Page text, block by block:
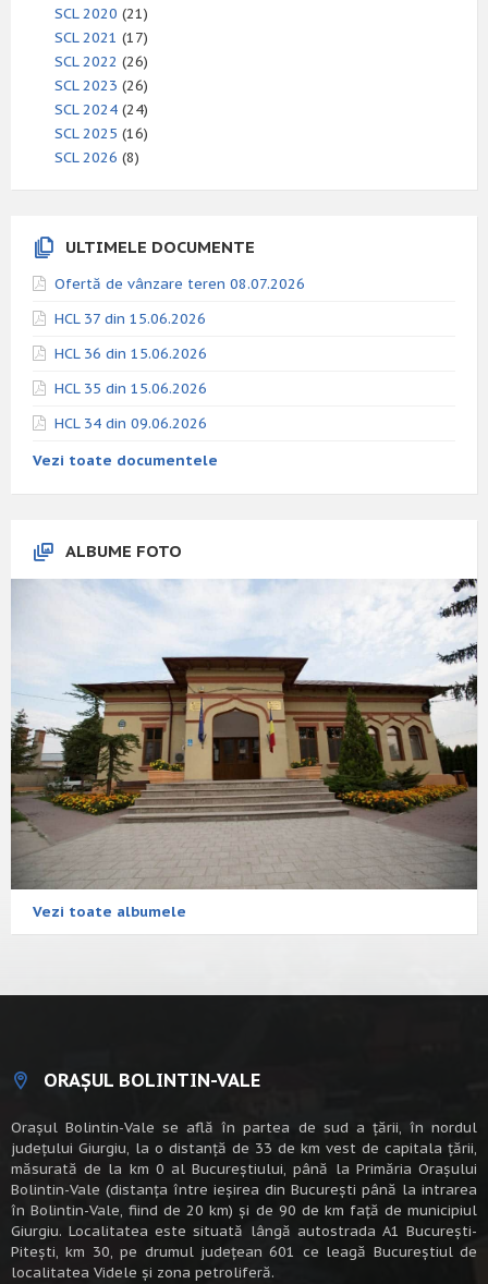
SCL 2020 (21)
SCL 2021 (17)
SCL 2022 (26)
SCL 2023 (26)
SCL 2024 (24)
SCL 2025 (16)
SCL 2026 (8)
ULTIMELE DOCUMENTE
Ofertă de vânzare teren 08.07.2026
HCL 37 din 15.06.2026
HCL 36 din 15.06.2026
HCL 35 din 15.06.2026
HCL 34 din 09.06.2026
Vezi toate documentele
ALBUME FOTO
Vezi toate albumele
ORAȘUL BOLINTIN-VALE
Oraşul Bolintin-Vale se află în partea de sud a ţării, în nordul
judeţului Giurgiu, la o distanţă de 33 de km vest de capitala țării,
măsurată de la km 0 al Bucureștiului, până la Primăria Orașului
Bolintin-Vale (distanța între ieșirea din București până la intrarea
în Bolintin-Vale, fiind de 20 km) şi de 90 de km faţă de municipiul
Giurgiu. Localitatea este situată lângă autostrada A1 Bucureşti-
Piteşti, km 30, pe drumul judeţean 601 ce leagă Bucureştiul de
localitatea Videle şi zona petroliferă.